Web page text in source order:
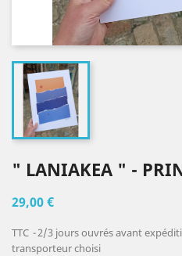
" LANIAKEA " -
29,00 €
TTC
2/3 jours ouvrés avant
transporteur choisi